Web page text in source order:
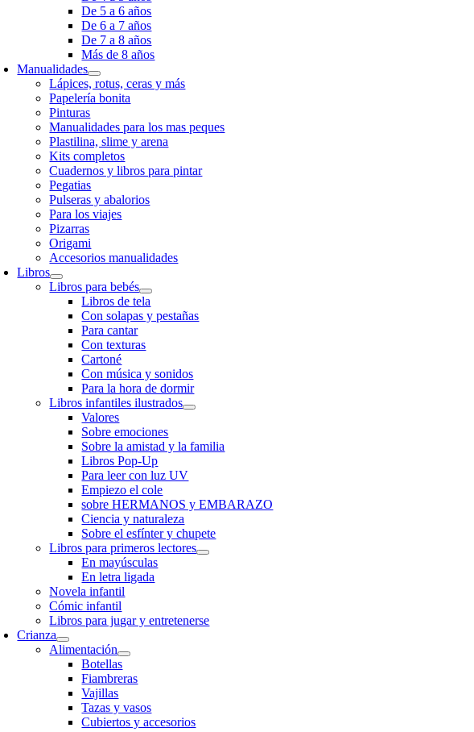
De 5 a 6 años
De 6 a 7 años
De 7 a 8 años
Más de 8 años
Manualidades
Lápices, rotus, ceras y más
Papelería bonita
Pinturas
Manualidades para los mas peques
Plastilina, slime y arena
Kits completos
Cuadernos y libros para pintar
Pegatias
Pulseras y abalorios
Para los viajes
Pizarras
Origami
Accesorios manualidades
Libros
Libros para bebés
Libros de tela
Con solapas y pestañas
Para cantar
Con texturas
Cartoné
Con música y sonidos
Para la hora de dormir
Libros infantiles ilustrados
Valores
Sobre emociones
Sobre la amistad y la familia
Libros Pop-Up
Para leer con luz UV
Empiezo el cole
sobre HERMANOS y EMBARAZO
Ciencia y naturaleza
Sobre el esfínter y chupete
Libros para primeros lectores
En mayúsculas
En letra ligada
Novela infantil
Cómic infantil
Libros para jugar y entretenerse
Crianza
Alimentación
Botellas
Fiambreras
Vajillas
Tazas y vasos
Cubiertos y accesorios